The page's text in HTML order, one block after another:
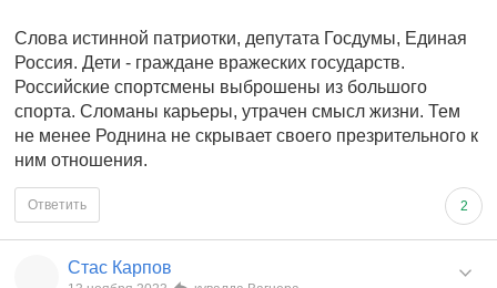
Слова истинной патриотки, депутата Госдумы, Единая
Россия. Дети - граждане вражеских государств.
Российские спортсмены выброшены из большого
спорта. Сломаны карьеры, утрачен смысл жизни. Тем
не менее Роднина не скрывает своего презрительного к
ним отношения.
2
Ответить
Стас Карпов